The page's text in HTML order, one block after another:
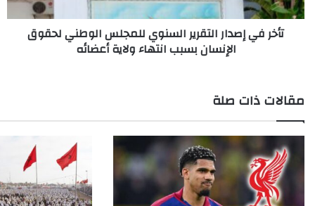
الإنسان
بسببتأخر في إصدار التقرير السنوي للمجلس الوطني لحقوق
الإنسان بسبب انتهاء ولاية أعضائه
مقالات ذات صلة